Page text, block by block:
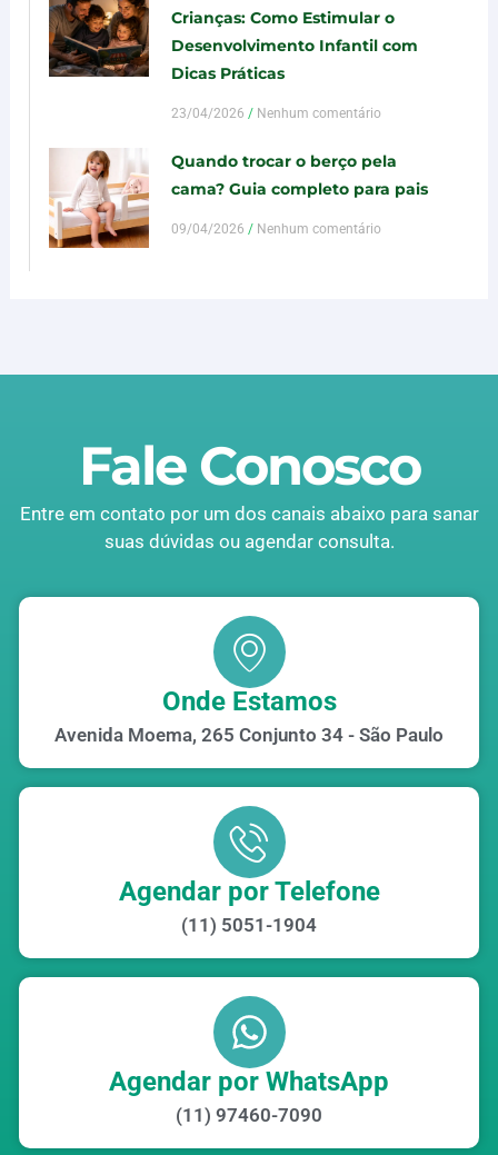
Crianças: Como Estimular o
Desenvolvimento Infantil com
Dicas Práticas
23/04/2026 Nenhum comentário
Quando trocar o berço pela
cama? Guia completo para pais
09/04/2026 Nenhum comentário
Fale Conosco
Entre em contato por um dos canais abaixo para sanar
suas dúvidas ou agendar consulta.
Onde Estamos
Avenida Moema, 265 Conjunto 34 - São Paulo
Agendar por Telefone
(11) 5051-1904
Agendar por WhatsApp
(11) 97460-7090